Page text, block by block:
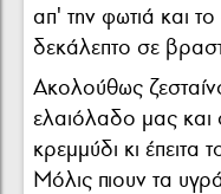
απ' την φωτιά και
δεκάλεπτο σε
Ακολούθως
ελαιόλαδο μας
κρεμμύδι κι έπειτα
Μόλις πιουν τα